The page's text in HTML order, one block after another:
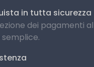
in tutta sicurezza
dei pagamenti al
semplice.